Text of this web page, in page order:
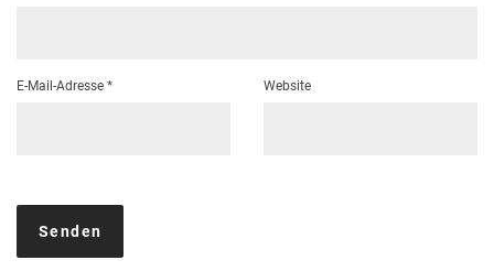
E-Mail-Adresse * Website